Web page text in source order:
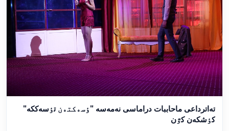
تەاترداعى ماحاببات دراماسى نەمەسە "ٶسەكتەن تٶسەككە"
كٶشكەن كٷن